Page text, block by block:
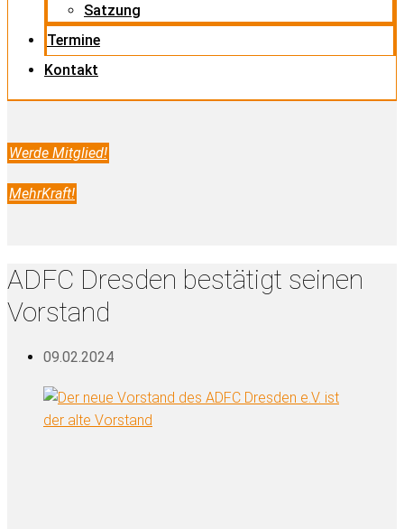
Satzung
Termine
Kontakt
Werde Mitglied!
MehrKraft!
ADFC Dresden bestätigt seinen
Vorstand
09.02.2024